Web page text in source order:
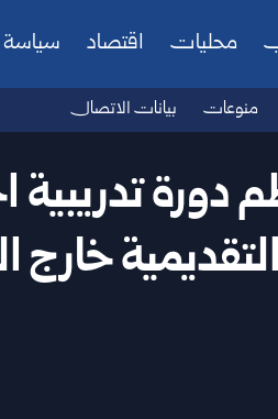
محليات اقتصاد سياسة
منوعات بيانات الاتصال
دورة
التقديمية